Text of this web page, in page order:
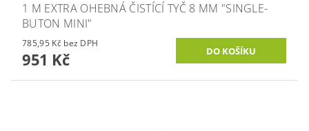
1 M EXTRA OHEBNÁ ČISTÍCÍ TYČ 8 MM "SINGLE-
BUTON MINI"
785,95 Kč bez DPH
951 Kč